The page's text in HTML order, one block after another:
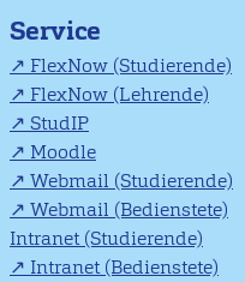
Service
FlexNow (Studierende)
FlexNow (Lehrende)
StudIP
Moodle
Webmail (Studierende)
Webmail (Bedienstete)
Intranet (Studierende)
Intranet (Bedienstete)